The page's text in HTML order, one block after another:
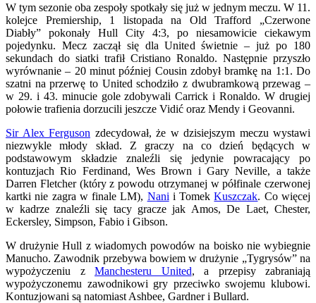
W tym sezonie oba zespoły spotkały się już w jednym meczu. W 11.
kolejce Premiership, 1 listopada na Old Trafford „Czerwone
Diabły” pokonały Hull City 4:3, po niesamowicie ciekawym
pojedynku. Mecz zaczął się dla United świetnie – już po 180
sekundach do siatki trafił Cristiano Ronaldo. Następnie przyszło
wyrównanie – 20 minut później Cousin zdobył bramkę na 1:1. Do
szatni na przerwę to United schodziło z dwubramkową przewag –
w 29. i 43. minucie gole zdobywali Carrick i Ronaldo. W drugiej
połowie trafienia dorzucili jeszcze Vidić oraz Mendy i Geovanni.
Sir Alex Ferguson zdecydował, że w dzisiejszym meczu wystawi
niezwykle młody skład. Z graczy na co dzień będących w
podstawowym składzie znaleźli się jedynie powracający po
kontuzjach Rio Ferdinand, Wes Brown i Gary Neville, a także
Darren Fletcher (który z powodu otrzymanej w półfinale czerwonej
kartki nie zagra w finale LM), Nani i TomekKuszczak. Co więcej
w kadrze znaleźli się tacy gracze jak Amos, De Laet, Chester,
Eckersley, Simpson, Fabio i Gibson.
W drużynie Hull z wiadomych powodów na boisko nie wybiegnie
Manucho. Zawodnik przebywa bowiem w drużynie „Tygrysów” na
wypożyczeniu z Manchesteru United, a przepisy zabraniają
wypożyczonemu zawodnikowi gry przeciwko swojemu klubowi.
Kontuzjowani są natomiast Ashbee, Gardner i Bullard.